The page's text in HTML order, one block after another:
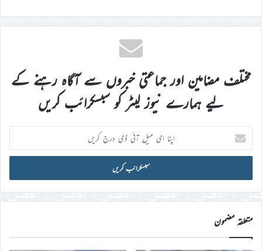
مختلف مضامین اور جماعتی خبروں سے آگاہ رہنے کے
لیے ہمارے نیوز لیٹر کو سبسکرائب کریں
اپنا
ای
میل
ڈی
درج
کریں
متعلقہ مضمون